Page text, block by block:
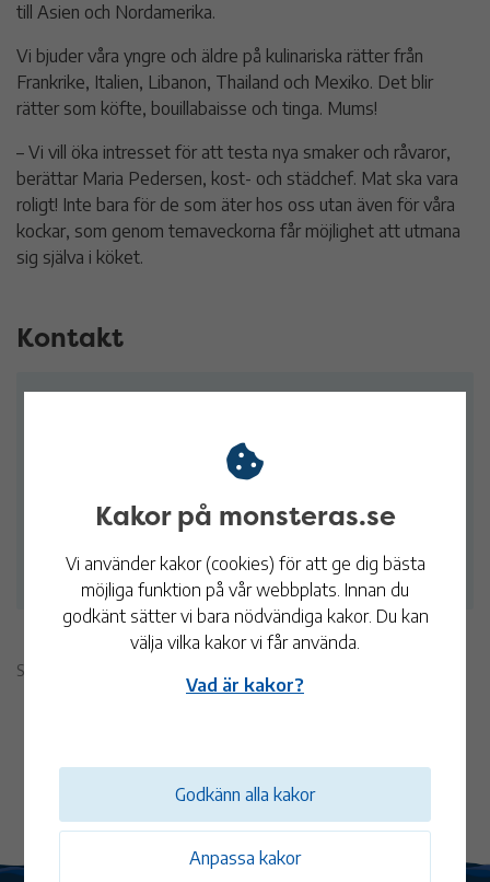
till Asien och Nordamerika.
Vi bjuder våra yngre och äldre på kulinariska rätter från
Frankrike, Italien, Libanon, Thailand och Mexiko. Det blir
rätter som köfte, bouillabaisse och tinga. Mums!
– Vi vill öka intresset för att testa nya smaker och råvaror,
berättar Maria Pedersen, kost- och städchef. Mat ska vara
roligt! Inte bara för de som äter hos oss utan även för våra
kockar, som genom temaveckorna får möjlighet att utmana
sig själva i köket.
Kontakt
Avdelningschef Kost- och städ
maria.pedersen@monsteras.se
Sidan publicerades 6 december 2024
Kakor på monsteras.se
Vi använder kakor (cookies) för att ge dig bästa
möjliga funktion på vår webbplats. Innan du
godkänt sätter vi bara nödvändiga kakor. Du kan
välja vilka kakor vi får använda.
Vad är kakor?
Anpassa kakor
Godkänn alla kakor